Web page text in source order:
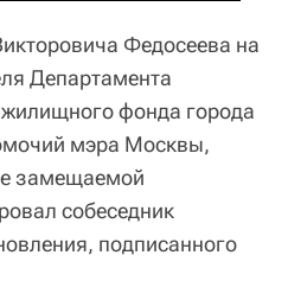
Федосеева на
Департамента
фонда города
мэра Москвы,
замещаемой
собеседник
подписанного